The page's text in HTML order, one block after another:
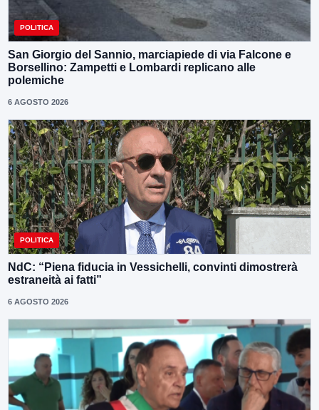
POLITICA
San Giorgio del Sannio, marciapiede di via Falcone e
Borsellino: Zampetti e Lombardi replicano alle
polemiche
6 AGOSTO 2026
POLITICA
NdC: “Piena fiducia in Vessichelli, convinti dimostrerà
estraneità ai fatti”
6 AGOSTO 2026